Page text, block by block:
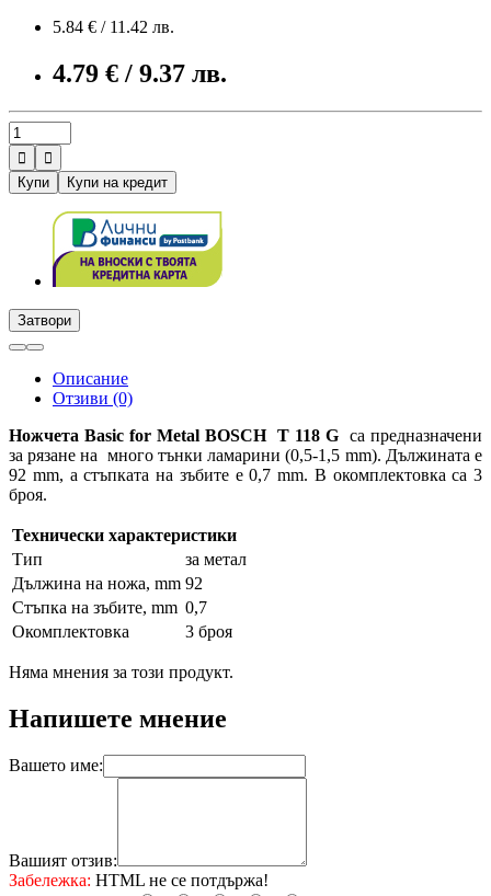
5.84 € / 11.42 лв.
4.79 € / 9.37 лв.


Купи
Купи на кредит
Затвори
Описание
Отзиви (0)
Ножчета Basic for Metal BOSCH Т 118 G са предназначени
за рязане на много тънки ламарини (0,5-1,5 mm). Дължината е
92 mm, а стъпката на зъбите е 0,7 mm. В окомплектовка са 3
броя.
Технически характеристики
Тип
за метал
Дължина на ножа, mm 92
Стъпка на зъбите, mm 0,7
Окомплектовка
3 броя
Няма мнения за този продукт.
Напишете мнение
Вашето име:
Вашият отзив:
Забележка: HTML не се потдържа!